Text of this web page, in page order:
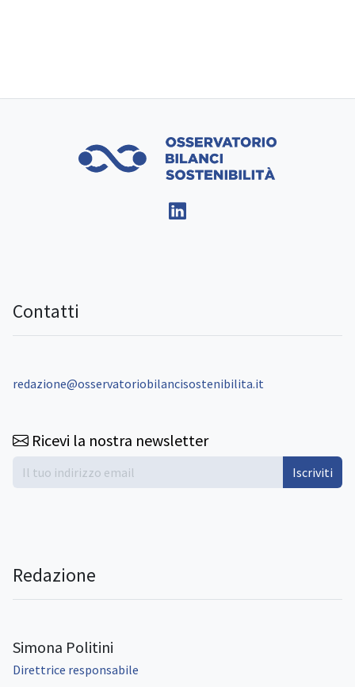
Contatti
redazione@osservatoriobilancisostenibilita.it
Ricevi la nostra newsletter
Iscriviti
Redazione
Simona Politini
Direttrice responsabile